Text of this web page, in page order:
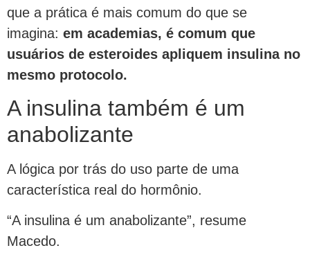
que a prática é mais comum do que se
imagina: em academias, é comum que
usuários de esteroides apliquem insulina no
mesmo protocolo.
A insulina também é um
anabolizante
A lógica por trás do uso parte de uma
característica real do hormônio.
“A insulina é um anabolizante”, resume
Macedo.